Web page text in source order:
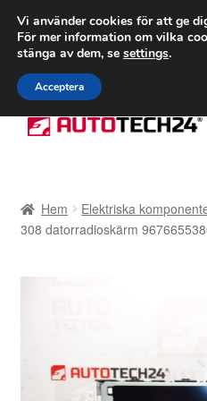
FRAKT
Ring 766 924
Hoppa
till
Hoppa
till
Betalningar
Kolla upp
Hem Elektriska
308 datorradioskärm
Vi använder cookies för att ge
För mer information om vilka
stänga av dem, se settings.
Acceptera